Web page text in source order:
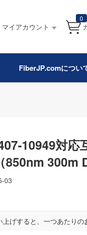
マイアカウント
0
FiberJP.comについ
10949対応
300m
03
げすると、一つあたりの